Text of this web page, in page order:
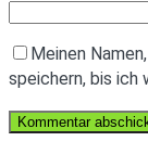
Meinen
speichern, bis ich